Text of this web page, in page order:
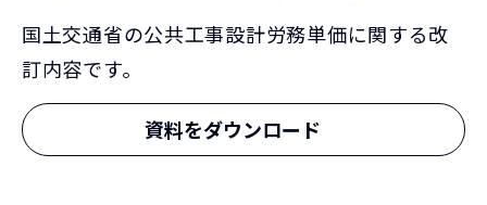
国土交通省の公共工事設計労務単価に関する改
訂内容です。
資料をダウンロード